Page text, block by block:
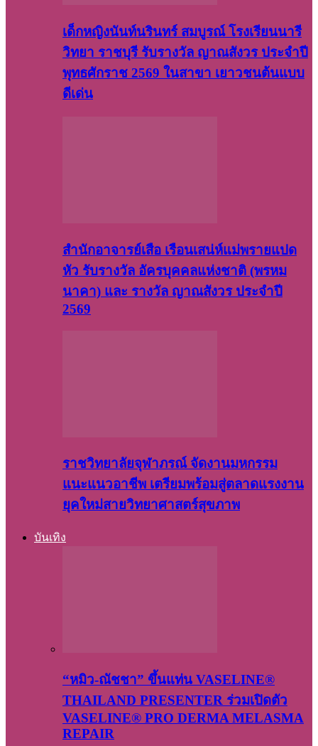
เด็กหญิงนันท์นรินทร์ สมบูรณ์ โรงเรียนนารี
วิทยา ราชบุรี รับรางวัล ญาณสังวร ประจำปี
พุทธศักราช 2569 ในสาขา เยาวชนต้นแบบ
ดีเด่น
สำนักอาจารย์เสือ เรือนเสน่ห์แม่พรายแปด
หัว รับรางวัล อัครบุคคลแห่งชาติ (พรหม
นาคา) และ รางวัล ญาณสังวร ประจำปี
2569
ราชวิทยาลัยจุฬาภรณ์ จัดงานมหกรรม
แนะแนวอาชีพ เตรียมพร้อมสู่ตลาดแรงงาน
ยุคใหม่สายวิทยาศาสตร์สุขภาพ
บันเทิง
“หมิว-ณัชชา” ขึ้นแท่น VASELINE®
THAILAND PRESENTER ร่วมเปิดตัว
VASELINE® PRO DERMA MELASMA
REPAIR